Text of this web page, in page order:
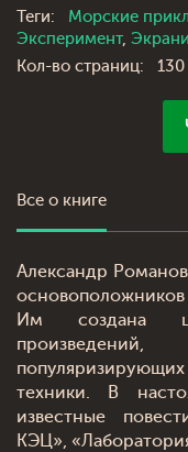
Теги:
Морские
Эксперимент,
Кол-во страниц:
130
Все о книге
Александр
Им создана
техники. В
известные
КЭЦ»,